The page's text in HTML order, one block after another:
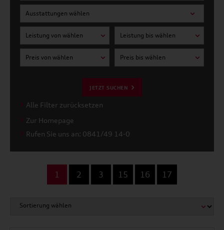
Ausstattungen wählen
Leistung von wählen Leistung bis wählen
Preis von wählen Preis bis wählen
JETZT SUCHEN
Alle Filter zurücksetzen
Zur Homepage
Rufen Sie uns an: 0841/49 14-0
1 2 3 15 16 17